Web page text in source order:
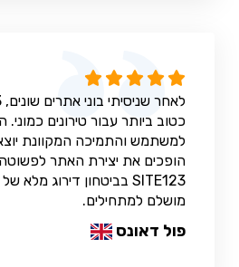
כטוב ביותר עבור טירונים כמוני.
למשתמש והתמיכה המקוונת
הופכים את יצירת האתר
מושלם למתחילים.
פול דאונס